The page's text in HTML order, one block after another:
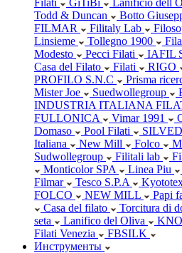
Filati
GiTiBi Lanificio dell
Todd & Duncan
Botto
FILMAR
Filitaly Lab
Linsieme
Tollegno 1900
Modesto
Pecci Filati IAFIL
Casa del Filato
Filati RIGO
PROFILO S.N.C
Prisma
Mister Joe
Suedwollegroup
INDUSTRIA ITALIANA
FULLONICA
Vimar 1991
Domaso
Pool Filati
Italiana
New Mill Folco
Sudwollegroup
Filitali lab
Monticolor SPA
Linea Piu
Filmar
Tesco S.P.A
FOLCO
NEW MILL Papi
Casa del filato
Torcitura di
seta
Lanifico del Oliva
Filati Venezia
FBSILK
Инструменты